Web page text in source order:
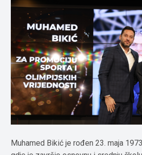
Muhamed Bikić je rođen 23. maja